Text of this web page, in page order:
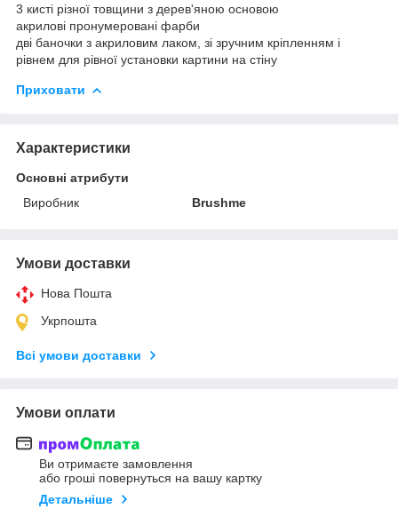
3 кисті різної товщини з дерев'яною основою
акрилові пронумеровані фарби
дві баночки з акриловим лаком, зі зручним кріпленням і
рівнем для рівної установки картини на стіну
Приховати
Характеристики
Основні атрибути
Виробник
Brushme
Умови доставки
Нова Пошта
Укрпошта
Всі умови доставки
Умови оплати
Ви отримаєте замовлення
або гроші повернуться на вашу картку
Детальніше